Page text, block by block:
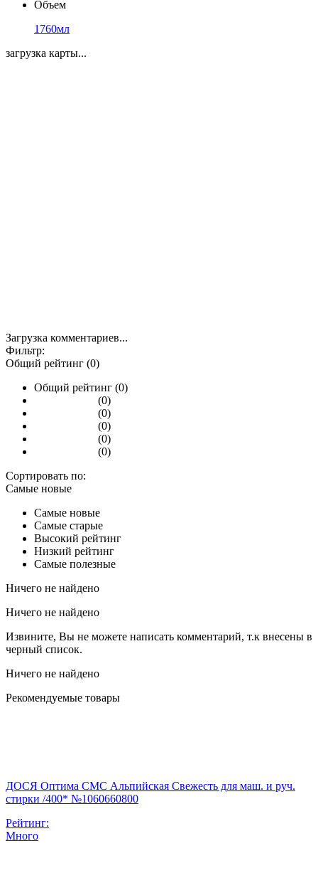
Объем
1760мл
загрузка карты...
Загрузка комментариев...
Фильтр:
Общий рейтинг (0)
Общий рейтинг (0)
(0)
(0)
(0)
(0)
(0)
Сортировать по:
Самые новые
Самые новые
Самые старые
Высокий рейтинг
Низкий рейтинг
Самые полезные
Ничего не найдено
Ничего не найдено
Извините, Вы не можете написать комментарий, т.к внесены в
черный список.
Ничего не найдено
Рекомендуемые товары
ДОСЯ Оптима СМС Альпийская Свежесть для маш. и руч.
стирки /400* №1060660800
Рейтинг:
Много